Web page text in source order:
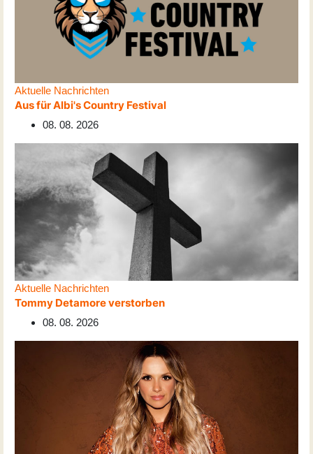
Aktuelle Nachrichten
Aus für Albi's Country Festival
08. 08. 2026
Aktuelle Nachrichten
Tommy Detamore verstorben
08. 08. 2026